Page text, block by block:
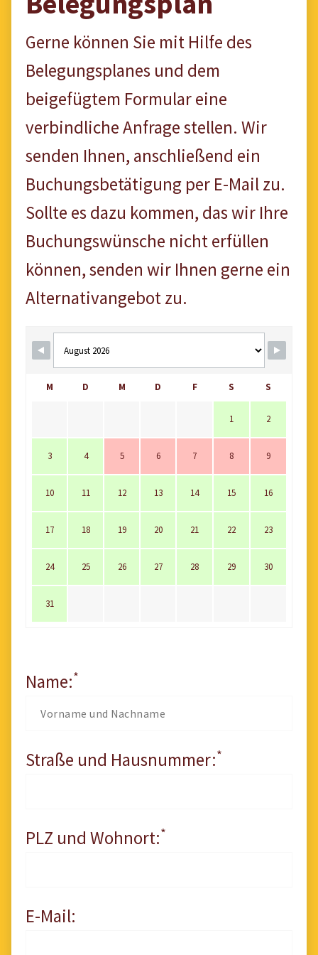
Gerne können Sie mit Hilfe des
Belegungsplanes und dem
beigefügtem Formular eine
verbindliche Anfrage stellen. Wir
senden Ihnen, anschließend ein
Buchungsbetätigung per E-Mail zu.
Sollte es dazu kommen, das wir Ihre
Buchungswünsche nicht erfüllen
können, senden wir Ihnen gerne ein
Alternativangebot zu.
M D M D F S S
1 2
3 4 5 6 7 8 9
10 11 12 13 14 15 16
17 18 19 20 21 22 23
24 25 26 27 28 29 30
31
Name:*
Straße und Hausnummer:*
PLZ und Wohnort:*
E-Mail: